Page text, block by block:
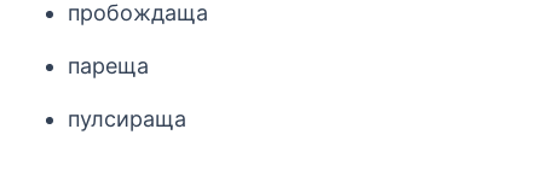
пробождаща
пареща
пулсираща